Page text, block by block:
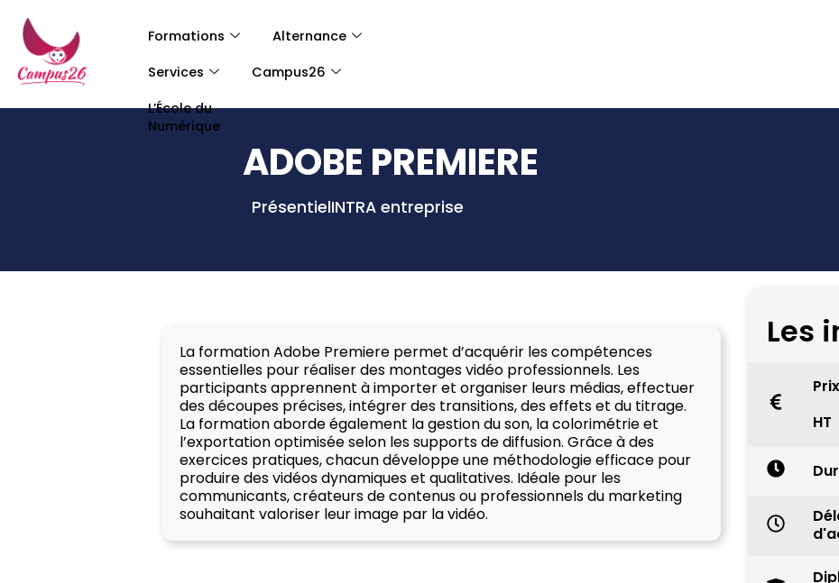
Formations
Alternance
Services
Campus26
L’École du
Numérique
ADOBE PREMIERE
PrésentielINTRA entreprise
La formation Adobe Premiere permet d’acquérir les compétences
essentielles pour réaliser des montages vidéo professionnels. Les
participants apprennent à importer et organiser leurs médias, effectuer
des découpes précises, intégrer des transitions, des effets et du titrage.
La formation aborde également la gestion du son, la colorimétrie et
l’exportation optimisée selon les supports de diffusion. Grâce à des
exercices pratiques, chacun développe une méthodologie efficace pour
produire des vidéos dynamiques et qualitatives. Idéale pour les
communicants, créateurs de contenus ou professionnels du marketing
souhaitant valoriser leur image par la vidéo.
Les
Prix
HT